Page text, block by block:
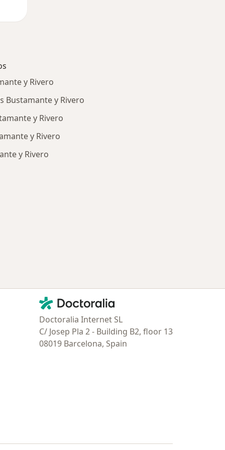
y Rivero
Bustamante y Rivero
y Rivero
y Rivero
y Rivero
ciudad
Contacto
Doctoralia - Página de inicio
Doctoralia Internet SL
C/ Josep Pla 2 - Building B2, floor 13
08019 Barcelona, Spain